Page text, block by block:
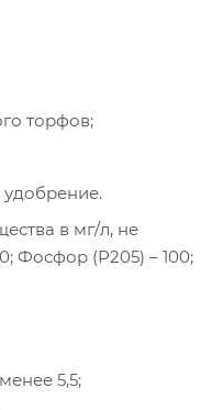
торфов;
Фосфор (Р205) – 100;
5,5;